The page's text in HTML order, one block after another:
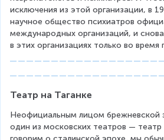
исключения из этой организации, в
научное общество психиатров
международных организаций, и
в этих организациях только во время
Театр на Таганке
Неофициальным лицом брежневской
один из московских театров — театр